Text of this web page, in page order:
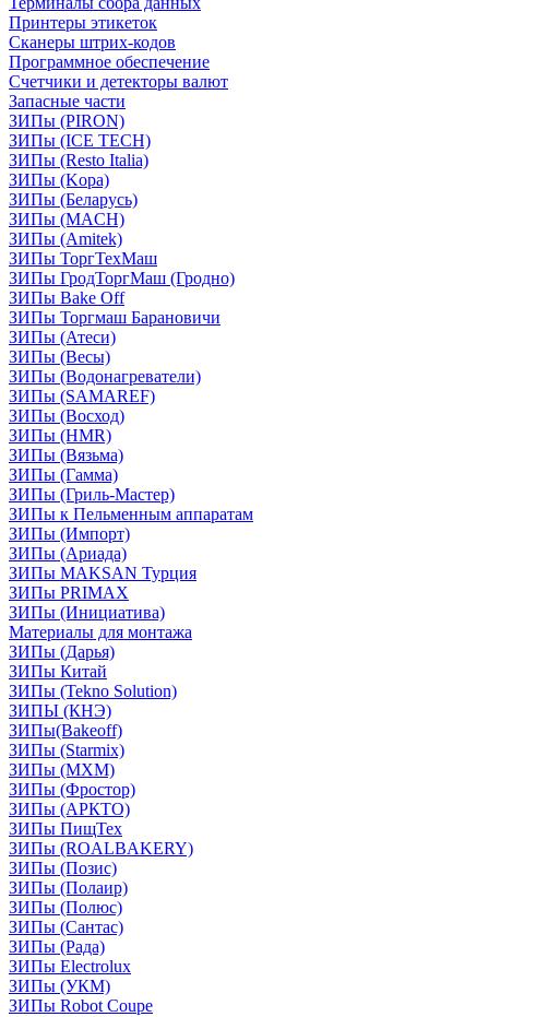
Принтеры этикеток
Сканеры штрих-кодов
Программное обеспечение
Счетчики и детекторы валют
Запасные части
ЗИПы (PIRON)
ЗИПы (ICE TECH)
ЗИПы (Resto Italia)
ЗИПы (Kopa)
ЗИПы (Беларусь)
ЗИПы (MACH)
ЗИПы (Amitek)
ЗИПы ТоргТехМаш
ЗИПы ГродТоргМаш (Гродно)
ЗИПы Bake Off
ЗИПы Торгмаш Барановичи
ЗИПы (Атеси)
ЗИПы (Весы)
ЗИПы (Водонагреватели)
ЗИПы (SAMAREF)
ЗИПы (Восход)
ЗИПы (HMR)
ЗИПы (Вязьма)
ЗИПы (Гамма)
ЗИПы (Гриль-Мастер)
ЗИПы к Пельменным аппаратам
ЗИПы (Импорт)
ЗИПы (Ариада)
ЗИПы MAKSAN Турция
ЗИПы PRIMAX
ЗИПы (Инициатива)
Материалы для монтажа
ЗИПы (Дарья)
ЗИПы Китай
ЗИПы (Tekno Solution)
ЗИПЫ (КНЭ)
ЗИПы(Bakeoff)
ЗИПы (Starmix)
ЗИПы (МХМ)
ЗИПы (Фростор)
ЗИПы (АРКТО)
ЗИПы ПищТех
ЗИПы (ROALBAKERY)
ЗИПы (Позис)
ЗИПы (Полаир)
ЗИПы (Полюс)
ЗИПы (Сантас)
ЗИПы (Рада)
ЗИПы Electrolux
ЗИПы (УКМ)
ЗИПы Robot Coupe